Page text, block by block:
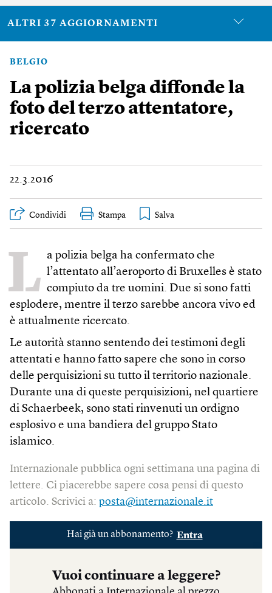
ALTRI 37 AGGIORNAMENTI
BELGIO
La polizia belga diffonde la
foto del terzo attentatore,
ricercato
22.3.2016
Condividi Stampa
L a polizia belga ha confermato che
l’attentato all’aeroporto di Bruxelles è stato
compiuto da tre uomini. Due si sono fatti
esplodere, mentre il terzo sarebbe ancora vivo ed
è attualmente ricercato.
Le autorità stanno sentendo dei testimoni degli
attentati e hanno fatto sapere che sono in corso
delle perquisizioni su tutto il territorio nazionale.
Durante una di queste perquisizioni, nel quartiere
di Schaerbeek, sono stati rinvenuti un ordigno
esplosivo e una bandiera del gruppo Stato
islamico.
Internazionale pubblica ogni settimana una pagina di
lettere. Ci piacerebbe sapere cosa pensi di questo
articolo. Scrivici a: posta@internazionale.it